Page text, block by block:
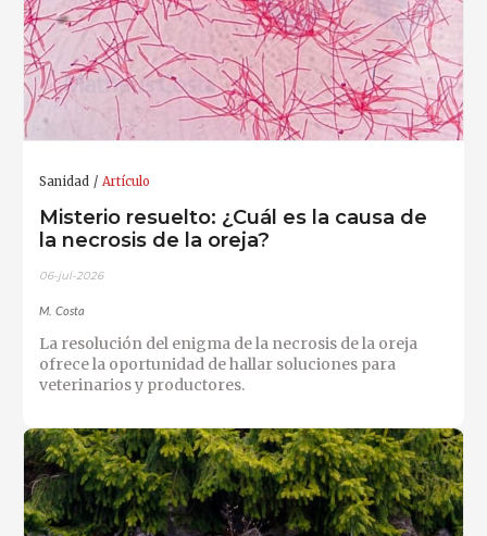
Sanidad Artículo
Misterio resuelto: ¿Cuál es la causa de
la necrosis de la oreja?
06-jul-2026
M. Costa
La resolución del enigma de la necrosis de la oreja
ofrece la oportunidad de hallar soluciones para
veterinarios y productores.